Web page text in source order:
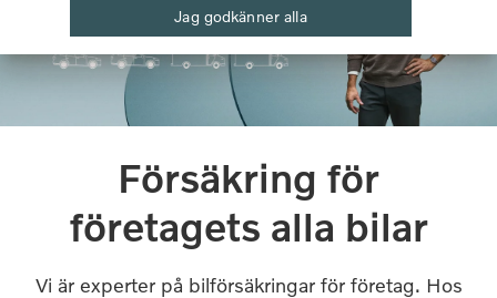
Försäkring för
företagets alla bilar
Vi är experter på bilförsäkringar för företag. Hos
Jag godkänner alla